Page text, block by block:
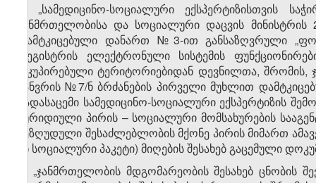
ბ) „სამედიცინო-სოციალური ექსპერტიზისთვის
ჯანმრთელობისა და სოციალური დაცვის
დამტკიცებული დანართ №3-ით განსაზღვრული
რეგისტრის ელექტრონული სისტემის
ოკუპირებული ტერიტორიებიდან დევნილთა,
იანვრის №7/ნ ბრძანების პირველი მუხლით
გადასაცემი სამედიცინო-სოციალური ექსპერტიზის
იურიდიული პირის – სოციალური მომსახურების
შეზღუდული შესაძლებლობის მქონე პირის მიმართ
ან სოციალური პაკეტი) მიღების შესახებ გაცემული
გ) „ჯანმრთელობის მდგომარეობის შესახებ ცნობის